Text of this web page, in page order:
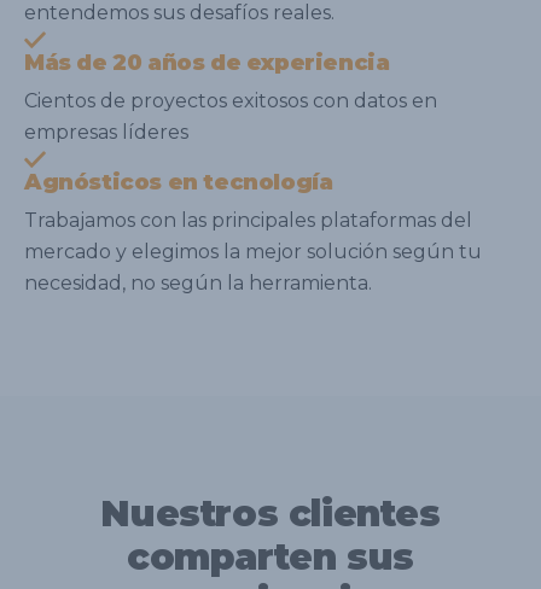
entendemos sus desafíos reales.
Más de 20 años de experiencia
Cientos de proyectos exitosos con datos en
empresas líderes
Agnósticos en tecnología
Trabajamos con las principales plataformas del
mercado y elegimos la mejor solución según tu
necesidad, no según la herramienta.
Nuestros clientes
comparten sus